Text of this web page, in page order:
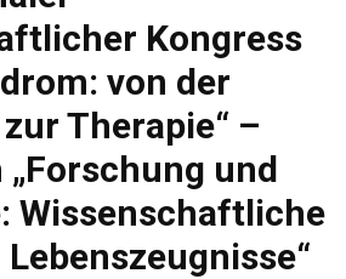
Kongress
von der
Therapie“ –
„Forschung und
Wissenschaftliche